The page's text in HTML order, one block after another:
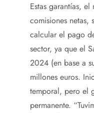
Estas garantías,
comisiones netas,
calcular el pago
sector, ya que el
2024 (en base a
millones euros.
temporal, pero el
permanente.